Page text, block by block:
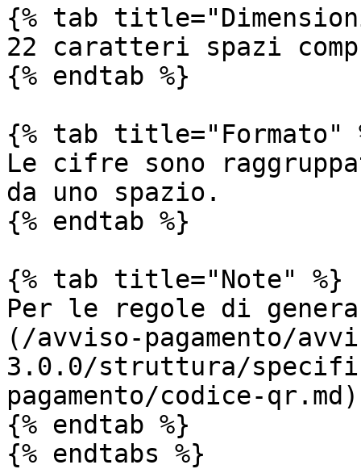
{% tab
22 caratteri spazi
{% endtab %}
{% tab title="Formato"
Le cifre sono
da uno spazio.
{% endtab %}
{% tab title="Note" %}
Per le regole di
(/avviso-pagamento/
3.0.0/struttura/
pagamento/codice-qr.md)
{% endtab %}
{% endtabs %}